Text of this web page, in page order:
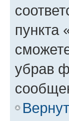
пункта
убрав